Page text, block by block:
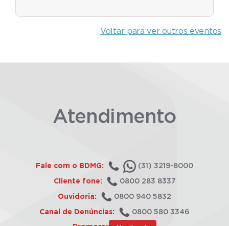
Voltar para ver outros eventos
Atendimento
Fale com o BDMG: (31) 3219-8000
Cliente fone: 0800 283 8337
Ouvidoria: 0800 940 5832
Canal de Denúncias: 0800 580 3346